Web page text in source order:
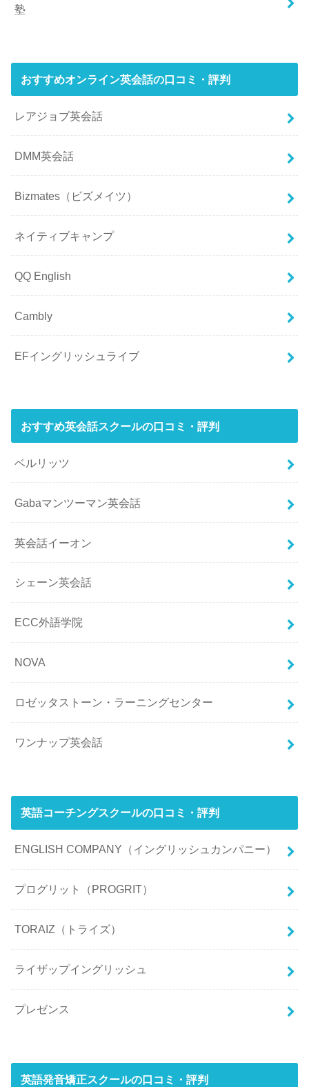
塾
おすすめオンライン英会話の口コミ・評判
レアジョブ英会話
DMM英会話
Bizmates（ビズメイツ）
ネイティブキャンプ
QQ English
Cambly
EFイングリッシュライブ
おすすめ英会話スクールの口コミ・評判
ベルリッツ
Gabaマンツーマン英会話
英会話イーオン
シェーン英会話
ECC外語学院
NOVA
ロゼッタストーン・ラーニングセンター
ワンナップ英会話
英語コーチングスクールの口コミ・評判
ENGLISH COMPANY（イングリッシュカンパニー）
プログリット（PROGRIT）
TORAIZ（トライズ）
ライザップイングリッシュ
プレゼンス
英語発音矯正スクールの口コミ・評判